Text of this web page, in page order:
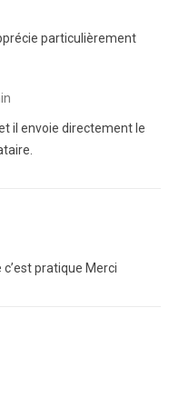
particulièrement
il envoie directement le
pratique Merci